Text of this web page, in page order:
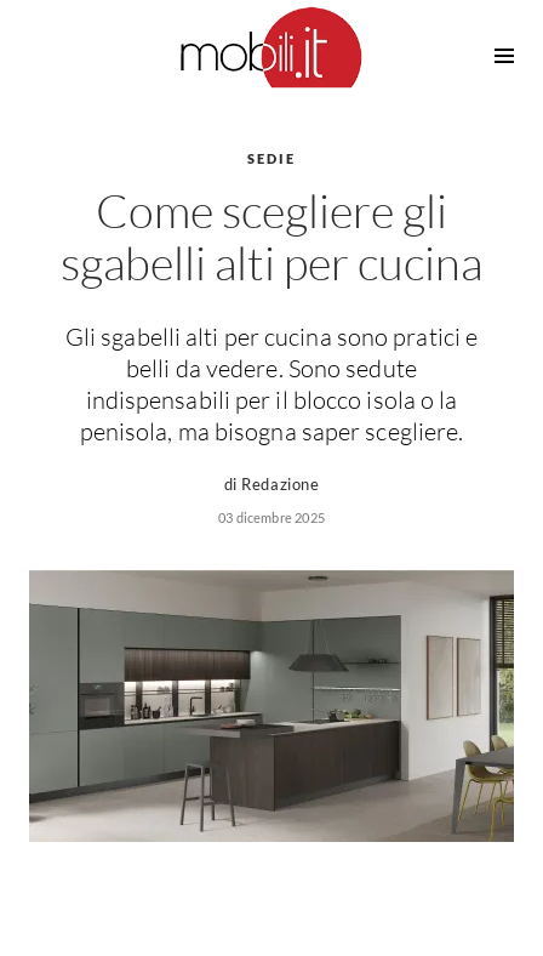
Cucine Moderne
Cucine Country
Consigli Cucine
Attrezzature Interne
Elettrodomestici
Lavastoviglie
Lavatrici
Asciugatrici
Piccoli
Casalinghi
Moka
Irrigazione
Casette in Legno
Amaca
Pergole
Giardinaggio
Piante
Faretti
Applique
Plafoniere
Riscaldamento
Stufe
Caldaie
SEDIE
Come scegliere gli
sgabelli alti per cucina
Gli sgabelli alti per cucina sono pratici e
belli da vedere. Sono sedute
indispensabili per il blocco isola o la
penisola, ma bisogna saper scegliere.
di Redazione
03 dicembre 2025